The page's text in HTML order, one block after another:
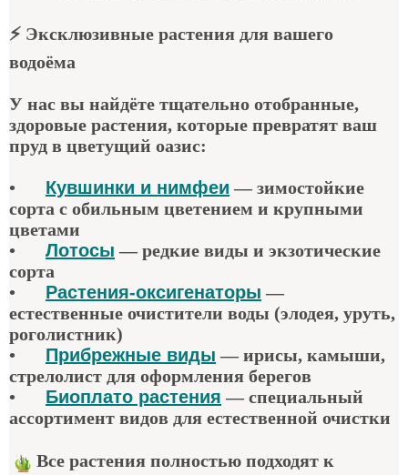
⚡ Эксклюзивные растения для вашего
водоёма
У нас вы найдёте тщательно отобранные,
здоровые растения, которые превратят ваш
пруд в цветущий оазис:
• Кувшинки и нимфеи — зимостойкие
сорта с обильным цветением и крупными
цветами
•
Лотосы — редкие виды и экзотические
сорта
•
Растения-оксигенаторы —
естественные очистители воды (элодея, уруть,
роголистник)
•
Прибрежные виды — ирисы, камыши,
стрелолист для оформления берегов
•
Биоплато растения — специальный
ассортимент видов для естественной очистки
Все растения полностью подходят к